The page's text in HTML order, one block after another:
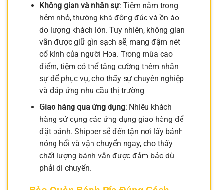
Không gian và nhân sự: Tiệm nằm trong
hẻm nhỏ, thường khá đông đúc và ồn ào
do lượng khách lớn. Tuy nhiên, không gian
vẫn được giữ gìn sạch sẽ, mang đậm nét
cổ kính của người Hoa. Trong mùa cao
điểm, tiệm có thể tăng cường thêm nhân
sự để phục vụ, cho thấy sự chuyên nghiệp
và đáp ứng nhu cầu thị trường.
Giao hàng qua ứng dụng: Nhiều khách
hàng sử dụng các ứng dụng giao hàng để
đặt bánh. Shipper sẽ đến tận nơi lấy bánh
nóng hổi và vận chuyển ngay, cho thấy
chất lượng bánh vẫn được đảm bảo dù
phải di chuyển.